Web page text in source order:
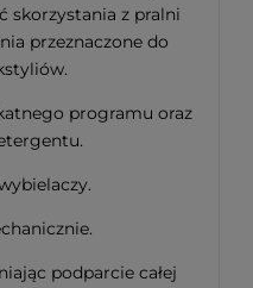
skorzystania z pralni
przeznaczone do
programu oraz
podparcie całej